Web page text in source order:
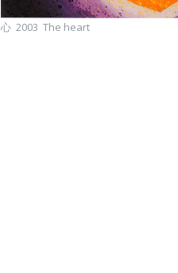
心 2003 The heart